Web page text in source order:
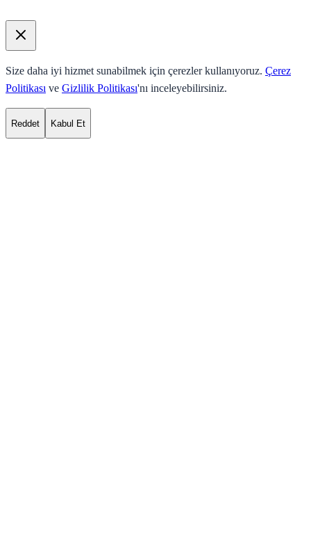
Size daha iyi hizmet sunabilmek için çerezler kullanıyoruz. Çerez
Politikası ve Gizlilik Politikası'nı inceleyebilirsiniz.
Reddet Kabul Et